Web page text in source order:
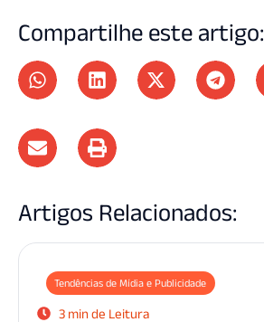
Compartilhe este artigo:
Artigos Relacionados:
Tendências de Mídia e Publicidade
3 min de Leitura